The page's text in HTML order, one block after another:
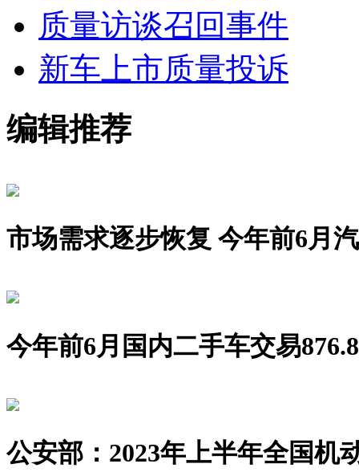
质量访谈召回事件
新车上市质量投诉
编辑推荐
市场需求逐步恢复 今年前6月
今年前6月国内二手车交易
公安部：2023年上半年全国机